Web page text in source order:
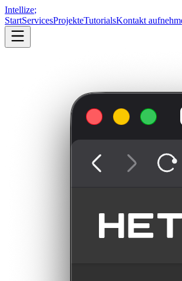
Intellize;
StartServicesProjekteTutorialsKontakt